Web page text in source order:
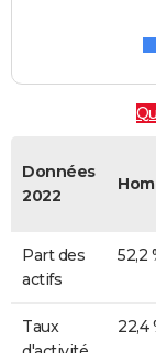
Données
2022
Part des
actifs
52,2
Taux
22,4